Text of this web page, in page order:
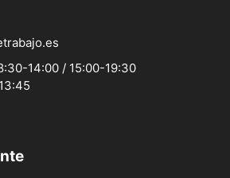
14:00 / 15:00-19:30